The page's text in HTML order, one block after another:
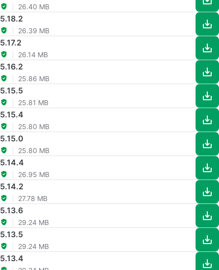
26.40 MB
5.18.2
26.39 MB
5.17.2
26.14 MB
5.16.2
25.86 MB
5.15.5
25.81 MB
5.15.4
25.80 MB
5.15.0
25.80 MB
5.14.4
26.95 MB
5.14.2
27.78 MB
5.13.6
29.24 MB
5.13.5
29.24 MB
5.13.4